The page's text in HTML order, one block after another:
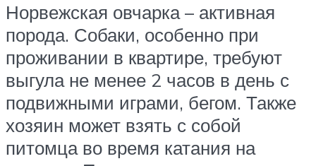
Норвежская овчарка – активная
порода. Собаки, особенно при
проживании в квартире, требуют
выгула не менее 2 часов в день с
подвижными играми, бегом. Также
хозяин может взять с собой
питомца во время катания на